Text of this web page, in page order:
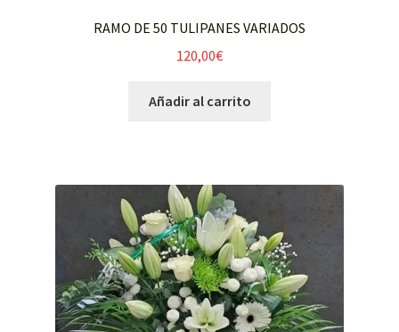
ADORNOS COCHE
CENTROS MESAS CATERING
FLORISTERIA MARIVÍ
RAMO DE 50 TULIPANES VARIADOS
120,00€
Añadir al carrito